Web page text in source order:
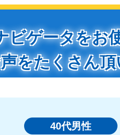
ビゲータをお
をたくさん
40代男性